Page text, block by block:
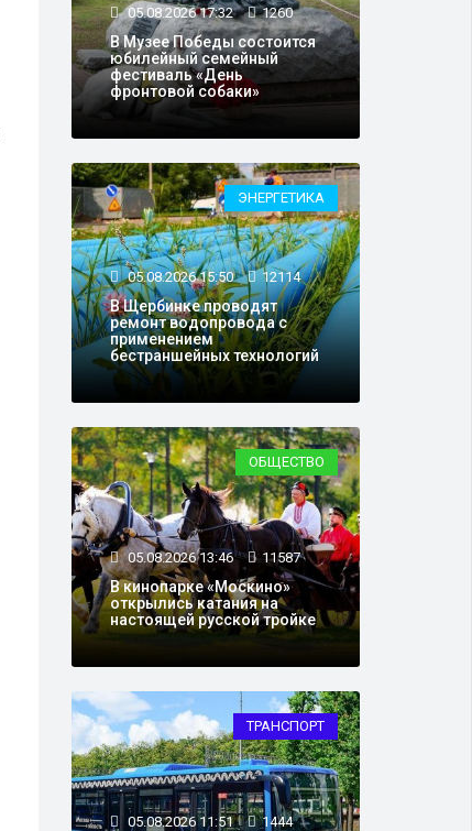
05.08.2026 17:32 1260
В Музее Победы состоится
юбилейный семейный
фестиваль «День
фронтовой собаки»
ЭНЕРГЕТИКА
05.08.2026 15:50 12114
В Щербинке проводят
ремонт водопровода с
применением
бестраншейных технологий
ОБЩЕСТВО
05.08.2026 13:46 11587
В кинопарке «Москино»
открылись катания на
настоящей русской тройке
ТРАНСПОРТ
05.08.2026 11:51 1444